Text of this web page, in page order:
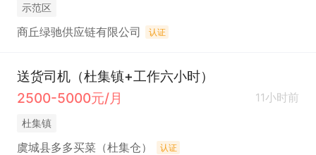
示范区
商丘绿驰供应链有限公司 认证
送货司机（杜集镇+工作六小时）
2500-5000元/月
11小时前
杜集镇
虞城县多多买菜（杜集仓） 认证